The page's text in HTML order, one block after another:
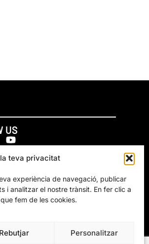
teva privacitat
experiència de navegació, publicar
i analitzar el nostre trànsit. En fer clic a
fem de les cookies.
Rebutjar Personalitzar
US